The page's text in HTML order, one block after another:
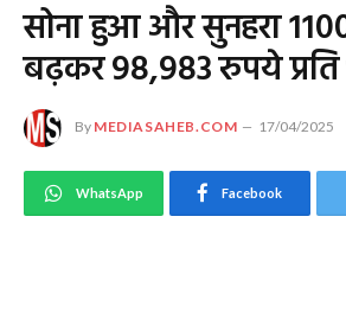
सोना हुआ और सुनहरा
बढ़कर 98,983 रुपये प्रति
By MEDIASAHEB.COM 17/04/2025
WhatsApp Facebook